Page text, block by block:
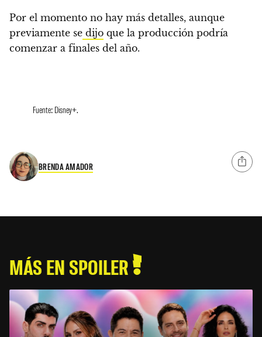
Por el momento no hay más detalles, aunque
previamente se dijo que la producción podría
comenzar a finales del año.
Fuente: Disney+.
BRENDA AMADOR
MÁS EN SPOILER